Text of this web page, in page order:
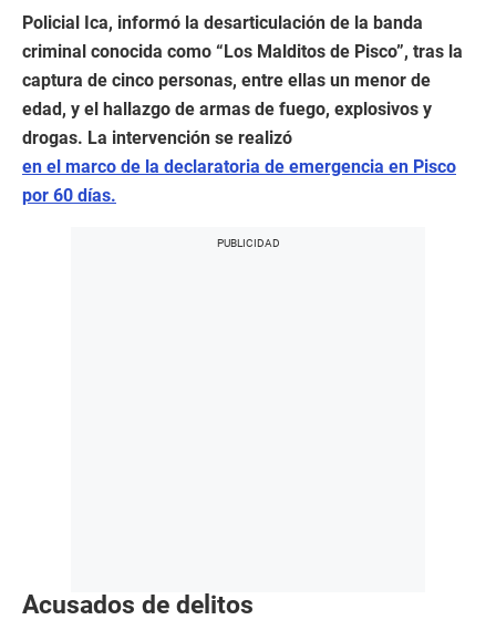
Policial Ica, informó la desarticulación de la banda
criminal conocida como “Los Malditos de Pisco”, tras la
captura de cinco personas, entre ellas un menor de
edad, y el hallazgo de armas de fuego, explosivos y
drogas. La intervención se realizó
en el marco de la declaratoria de emergencia en Pisco
por 60 días.
Acusados de delitos